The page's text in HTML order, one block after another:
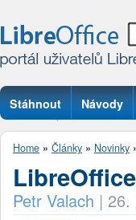
Stáhnout Návody
Otázky
Home » Články » Novinky
Petr Valach | 26.